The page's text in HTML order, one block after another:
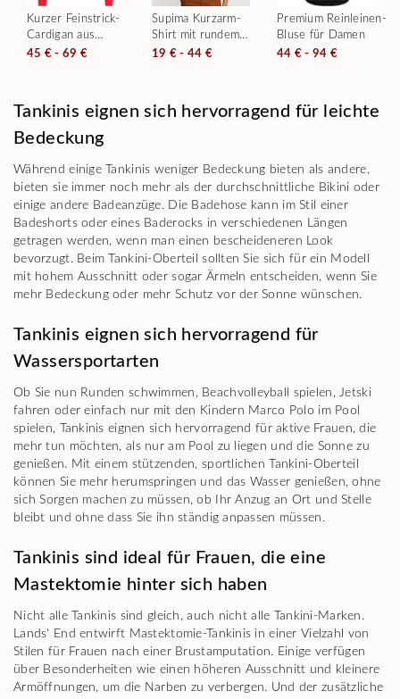
Kurzer Feinstrick-
Cardigan aus
Baumwolle für
45 € - 69 €
Supima Kurzarm-
Shirt mit rundem
Ausschnitt für
19 € - 44 €
Premium Reinleinen-
Bluse für Damen
44 € - 94 €
Tankinis eignen sich hervorragend für leichte
Bedeckung
Während einige Tankinis weniger Bedeckung bieten als andere,
bieten sie immer noch mehr als der durchschnittliche Bikini oder
einige andere Badeanzüge. Die Badehose kann im Stil einer
Badeshorts oder eines Baderocks in verschiedenen Längen
getragen werden, wenn man einen bescheideneren Look
bevorzugt. Beim Tankini-Oberteil sollten Sie sich für ein Modell
mit hohem Ausschnitt oder sogar Ärmeln entscheiden, wenn Sie
mehr Bedeckung oder mehr Schutz vor der Sonne wünschen.
Tankinis eignen sich hervorragend für
Wassersportarten
Ob Sie nun Runden schwimmen, Beachvolleyball spielen, Jetski
fahren oder einfach nur mit den Kindern Marco Polo im Pool
spielen, Tankinis eignen sich hervorragend für aktive Frauen, die
mehr tun möchten, als nur am Pool zu liegen und die Sonne zu
genießen. Mit einem stützenden, sportlichen Tankini-Oberteil
können Sie mehr herumspringen und das Wasser genießen, ohne
sich Sorgen machen zu müssen, ob Ihr Anzug an Ort und Stelle
bleibt und ohne dass Sie ihn ständig anpassen müssen.
Tankinis sind ideal für Frauen, die eine
Mastektomie hinter sich haben
Nicht alle Tankinis sind gleich, auch nicht alle Tankini-Marken.
Lands' End entwirft Mastektomie-Tankinis in einer Vielzahl von
Stilen für Frauen nach einer Brustamputation. Einige verfügen
über Besonderheiten wie einen höheren Ausschnitt und kleinere
Armöffnungen, um die Narben zu verbergen. Und der zusätzliche